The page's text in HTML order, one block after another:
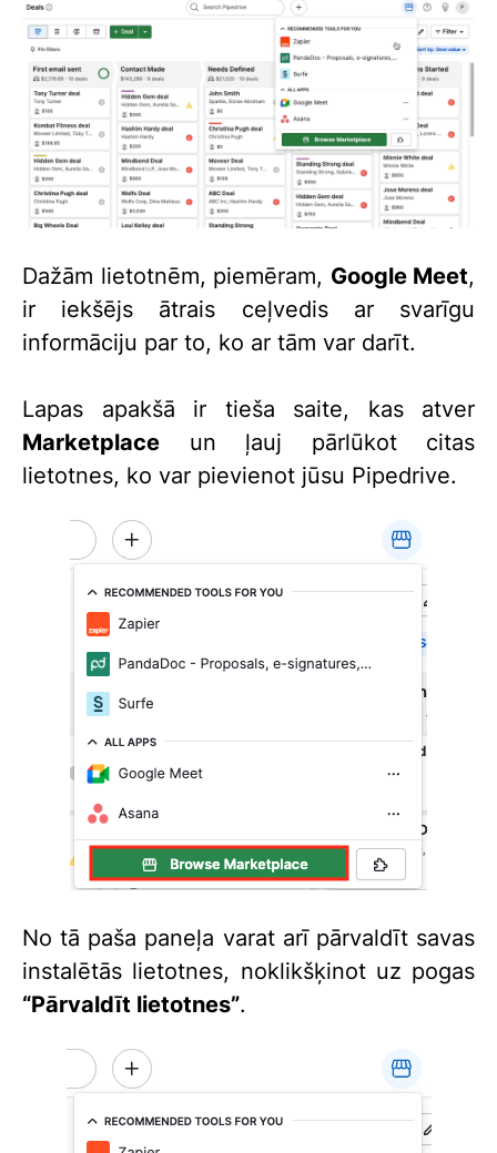
Dažām lietotnēm, piemēram, Google Meet,
ir iekšējs ātrais ceļvedis ar svarīgu
informāciju par to, ko ar tām var darīt.
Lapas apakšā ir tieša saite, kas atver
Marketplace un ļauj pārlūkot citas
lietotnes, ko var pievienot jūsu Pipedrive.
No tā paša paneļa varat arī pārvaldīt savas
instalētās lietotnes, noklikšķinot uz pogas
“Pārvaldīt lietotnes”.